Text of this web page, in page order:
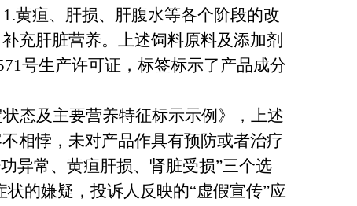
1.黄疸、肝损、肝腹水等各个阶段的改
充肝脏营养。 上述饲料原料及添加剂
号生产许可证 ， 标签标示了产品成分
态及主要营养特征标示示例》，上述
相悖，未对产品作具有预防或者治疗
异常、黄疸肝损、肾脏受损”三个选
的嫌疑，投诉人反映的“虚假宣传”应